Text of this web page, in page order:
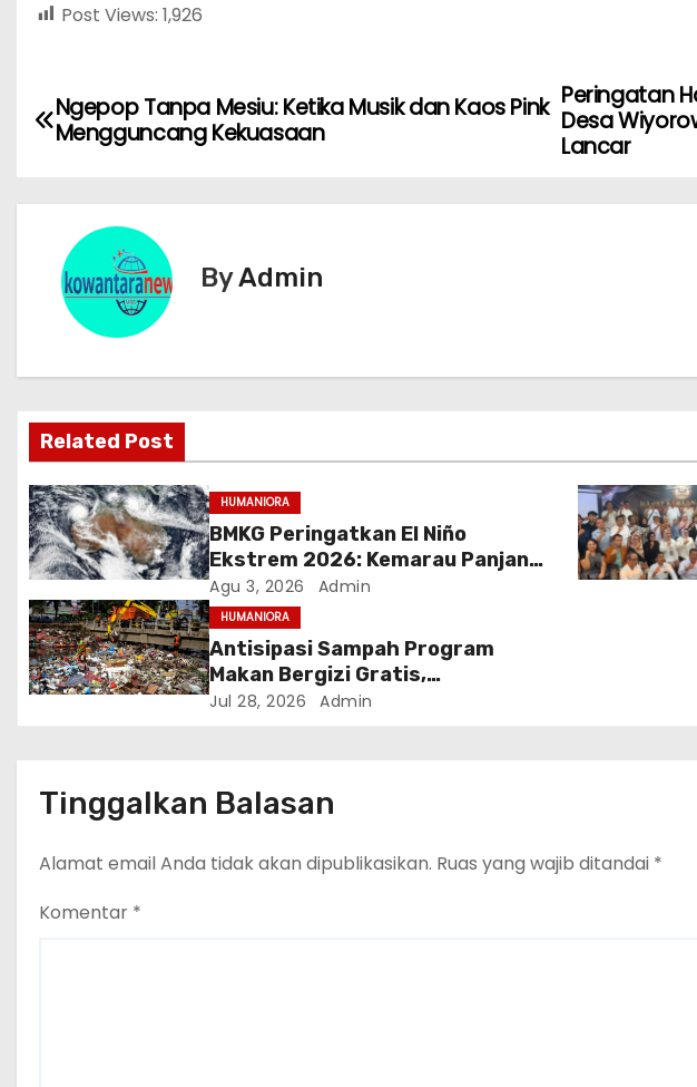
Post Views: 1,926
N
v
s
i
p
o
s
Peringatan
Desa
Lancar
Ngepop Tanpa Mesiu: Ketika Musik dan Kaos Pink
Mengguncang Kekuasaan
ByAdmin
Related Post
HUMANIORA
BMKG Peringatkan El Niño
Ekstrem 2026: Kemarau Panjang
Berpeluang 98 Persen hingga
Awal 2027
Agu 3, 2026 Admin
HUMANIORA
Antisipasi Sampah Program
Makan Bergizi Gratis,
Kementerian LH Gandeng ITS
Jul 28, 2026 Admin
Tinggalkan Balasan
Alamat email Anda tidak akan dipublikasikan. Ruas yang wajib ditandai *
Komentar *